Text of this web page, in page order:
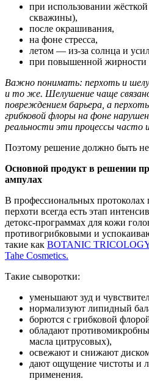
при использовании
скважины),
после окрашивания,
на фоне стресса,
летом — из-за солнца и
при повышенной жирности
Важно понимать: перхоть и
и то же. Шелушение чаще
повреждением барьера, а
грибковой флоры на фоне
реальности эти процессы часто
Поэтому решение должно быть
Основной продукт в решении
ампулах
В профессиональных протоколах
перхоти всегда есть этап
детокс-программах для кожи
противогрибковыми и
такие как BOTANIC
Tahe Cosmetics.
Такие сыворотки:
уменьшают зуд и
нормализуют липидный
борются с грибковой
обладают
масла цитрусовых),
освежают и снижают
дают ощущение чистоты и
применения.